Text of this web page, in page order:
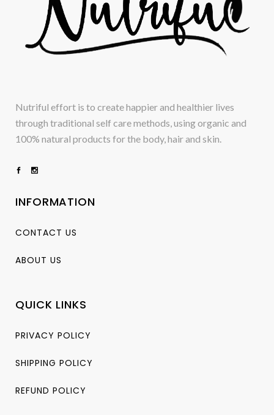
Nutriful effort is to create happier and healthier lives
through traditional self care methods, using organic and
100% natural products for the body, hair and skin.
INFORMATION
CONTACT US
ABOUT US
QUICK LINKS
PRIVACY POLICY
SHIPPING POLICY
REFUND POLICY